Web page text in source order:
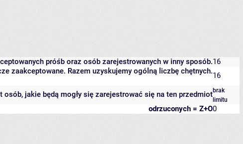
próśb oraz osób zarejestrowanych w inny sposób.16
zaakceptowane. Razem uzyskujemy ogólną liczbę chętnych.16
jakie będą mogły się zarejestrować się na ten przedmiotbrak
limitu
odrzuconych = Z+O0